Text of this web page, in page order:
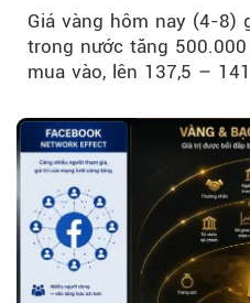
Giá vàng hôm nay (4-8)
trong nước tăng
mua vào, lên 137,5 –
trì trên ngưỡng 4.000